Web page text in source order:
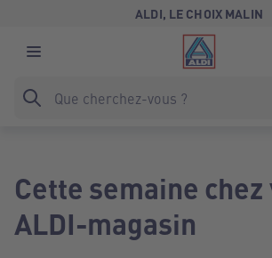
ALDI, LE CHOIX MALIN
Cette semaine
ALDI-magasin